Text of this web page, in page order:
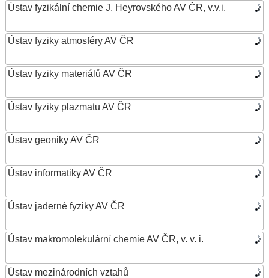
Ústav fyzikální chemie J. Heyrovského AV ČR, v.v.i.
Ústav fyziky atmosféry AV ČR
Ústav fyziky materiálů AV ČR
Ústav fyziky plazmatu AV ČR
Ústav geoniky AV ČR
Ústav informatiky AV ČR
Ústav jaderné fyziky AV ČR
Ústav makromolekulární chemie AV ČR, v. v. i.
Ústav mezinárodních vztahů